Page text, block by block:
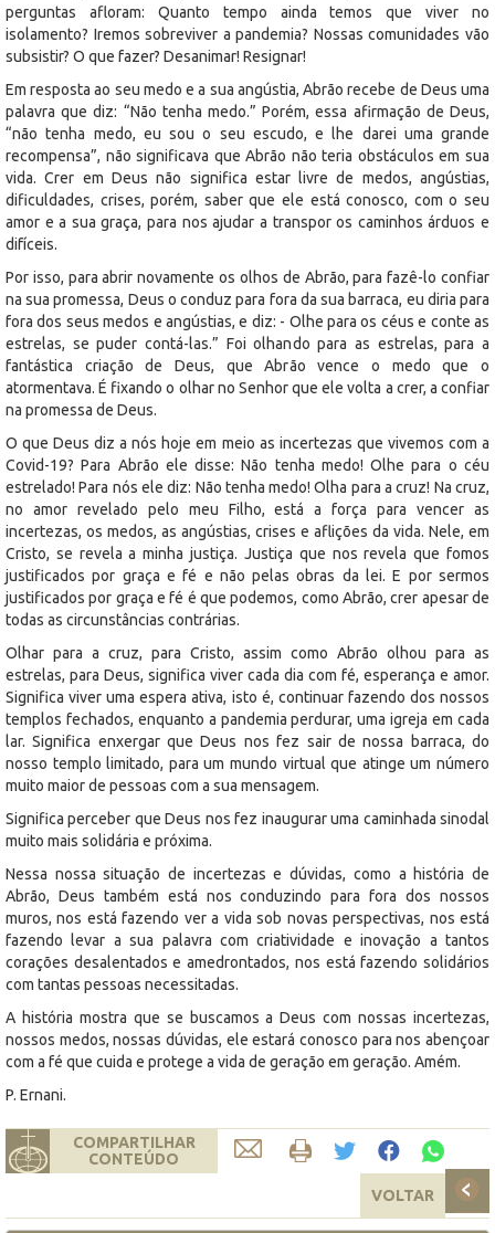
perguntas afloram: Quanto tempo ainda temos que viver no
isolamento? Iremos sobreviver a pandemia? Nossas comunidades vão
subsistir? O que fazer? Desanimar! Resignar!
Em resposta ao seu medo e a sua angústia, Abrão recebe de Deus uma
palavra que diz: “Não tenha medo.” Porém, essa afirmação de Deus,
“não tenha medo, eu sou o seu escudo, e lhe darei uma grande
recompensa”, não significava que Abrão não teria obstáculos em sua
vida. Crer em Deus não significa estar livre de medos, angústias,
dificuldades, crises, porém, saber que ele está conosco, com o seu
amor e a sua graça, para nos ajudar a transpor os caminhos árduos e
difíceis.
Por isso, para abrir novamente os olhos de Abrão, para fazê-lo confiar
na sua promessa, Deus o conduz para fora da sua barraca, eu diria para
fora dos seus medos e angústias, e diz: - Olhe para os céus e conte as
estrelas, se puder contá-las.” Foi olhando para as estrelas, para a
fantástica criação de Deus, que Abrão vence o medo que o
atormentava. É fixando o olhar no Senhor que ele volta a crer, a confiar
na promessa de Deus.
O que Deus diz a nós hoje em meio as incertezas que vivemos com a
Covid-19? Para Abrão ele disse: Não tenha medo! Olhe para o céu
estrelado! Para nós ele diz: Não tenha medo! Olha para a cruz! Na cruz,
no amor revelado pelo meu Filho, está a força para vencer as
incertezas, os medos, as angústias, crises e aflições da vida. Nele, em
Cristo, se revela a minha justiça. Justiça que nos revela que fomos
justificados por graça e fé e não pelas obras da lei. E por sermos
justificados por graça e fé é que podemos, como Abrão, crer apesar de
todas as circunstâncias contrárias.
Olhar para a cruz, para Cristo, assim como Abrão olhou para as
estrelas, para Deus, significa viver cada dia com fé, esperança e amor.
Significa viver uma espera ativa, isto é, continuar fazendo dos nossos
templos fechados, enquanto a pandemia perdurar, uma igreja em cada
lar. Significa enxergar que Deus nos fez sair de nossa barraca, do
nosso templo limitado, para um mundo virtual que atinge um número
muito maior de pessoas com a sua mensagem.
Significa perceber que Deus nos fez inaugurar uma caminhada sinodal
muito mais solidária e próxima.
Nessa nossa situação de incertezas e dúvidas, como a história de
Abrão, Deus também está nos conduzindo para fora dos nossos
muros, nos está fazendo ver a vida sob novas perspectivas, nos está
fazendo levar a sua palavra com criatividade e inovação a tantos
corações desalentados e amedrontados, nos está fazendo solidários
com tantas pessoas necessitadas.
A história mostra que se buscamos a Deus com nossas incertezas,
nossos medos, nossas dúvidas, ele estará conosco para nos abençoar
com a fé que cuida e protege a vida de geração em geração. Amém.
P. Ernani.
COMPARTILHAR
CONTEÚDO
VOLTAR